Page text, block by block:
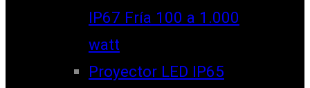
IP67 Fría 100 a 1.000
watt
Proyector LED IP65